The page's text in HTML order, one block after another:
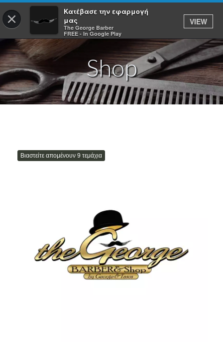
×
Κατέβασε την εφαρμογή
μας
The George Barber
FREE - In Google Play
VIEW
ΣΥΝΔΕΣΗ
ΑΡΧΙΚΗ
ΠΡΟΪΟΝΤΑ
ΕΠΙΚΟΙΝΩΝΙΑ
Shop
Βιαστείτε απομένουν 9 τεμάχια